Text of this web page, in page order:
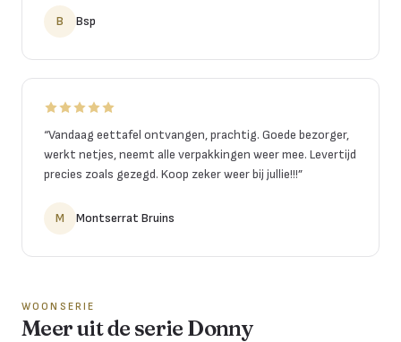
B Bsp
“Vandaag eettafel ontvangen, prachtig. Goede bezorger,
werkt netjes, neemt alle verpakkingen weer mee. Levertijd
precies zoals gezegd. Koop zeker weer bij jullie!!!”
M Montserrat Bruins
WOONSERIE
Meer uit de serie Donny